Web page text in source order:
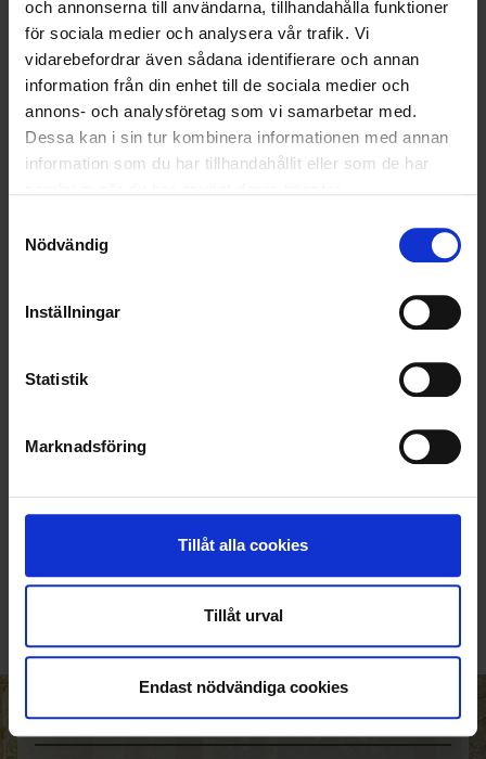
och annonserna till användarna, tillhandahålla funktioner
för sociala medier och analysera vår trafik. Vi
vidarebefordrar även sådana identifierare och annan
information från din enhet till de sociala medier och
annons- och analysföretag som vi samarbetar med.
Dessa kan i sin tur kombinera informationen med annan
information som du har tillhandahållit eller som de har
Nödvändig
Inställningar
Statistik
Marknadsföring
Tillåt alla cookies
Tillåt urval
Endast nödvändiga cookies
RENHÅLLNING
SAMARBETEN
SOCIALT ANSVAR
VELLINGE
KUNDTJÄNST
info@ohlssons.se
HELT ENKELT HÅLLBART